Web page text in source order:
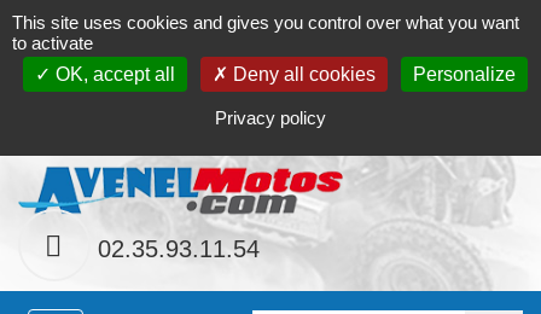
Contact Le magasin Mon compte
02.35.93.11.54
This site uses cookies and gives you control over what you want
to activate
OK, accept all
Deny all cookies Personalize
Privacy policy